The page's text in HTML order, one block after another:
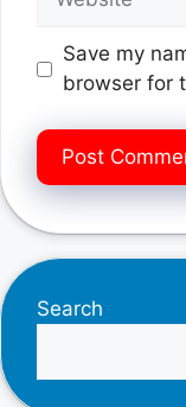
Save my
browser for
Search